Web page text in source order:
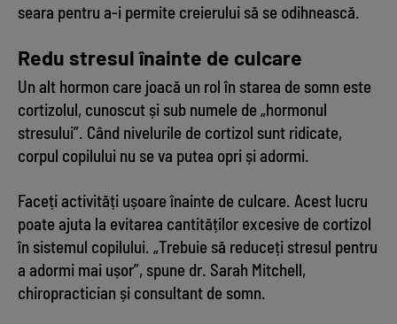
seara pentru a-i permite creierului să se odihnească.
Redu stresul înainte de culcare
Un alt hormon care joacă un rol în starea de somn este
cortizolul, cunoscut și sub numele de „hormonul
stresului”. Când nivelurile de cortizol sunt ridicate,
corpul copilului nu se va putea opri și adormi.
Faceți activități ușoare înainte de culcare. Acest lucru
poate ajuta la evitarea cantităților excesive de cortizol
în sistemul copilului. „Trebuie să reduceți stresul pentru
a adormi mai ușor”, spune dr. Sarah Mitchell,
chiropractician și consultant de somn.